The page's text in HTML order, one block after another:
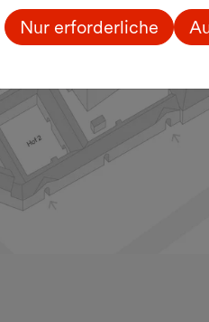
Nur erforderliche